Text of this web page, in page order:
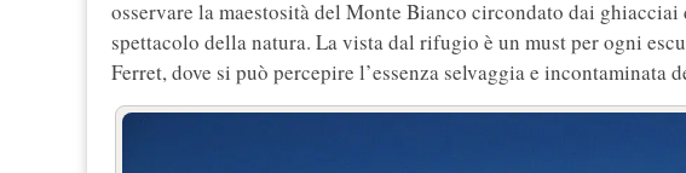
osservare la maestosità del Monte Bianco circondato dai ghiacciai
spettacolo della natura. La vista dal rifugio è un must per ogni
Ferret, dove si può percepire l’essenza selvaggia e incontaminata